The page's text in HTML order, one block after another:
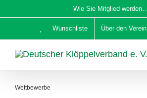
Inhalt
Wie Sie Mitglied werden…
Wunschliste Über den Verein
Wettbewerbe